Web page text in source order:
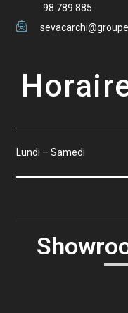
98 789 885
Lundi – Samedi